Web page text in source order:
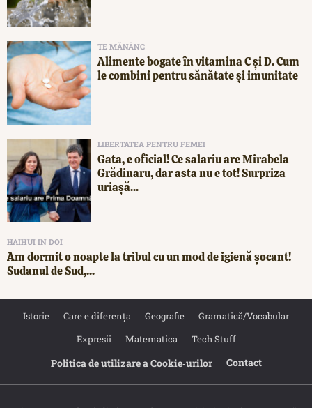
TE MĂNÂNC
Alimente bogate în vitamina C și D. Cum
le combini pentru sănătate și imunitate
LIBERTATEA PENTRU FEMEI
Gata, e oficial! Ce salariu are Mirabela
Grădinaru, dar asta nu e tot! Surpriza
uriașă...
HAIHUI IN DOI
Am dormit o noapte la tribul cu un mod de igienă șocant!
Sudanul de Sud,...
Istorie Care e diferența Geografie
Gramatică/Vocabular
Expresii
Matematica Tech Stuff
Politica de utilizare a Cookie‐urilor Contact